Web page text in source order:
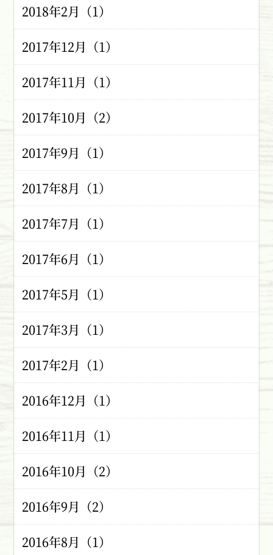
2018年2月（1）
2017年12月（1）
2017年11月（1）
2017年10月（2）
2017年9月（1）
2017年8月（1）
2017年7月（1）
2017年6月（1）
2017年5月（1）
2017年3月（1）
2017年2月（1）
2016年12月（1）
2016年11月（1）
2016年10月（2）
2016年9月（2）
2016年8月（1）